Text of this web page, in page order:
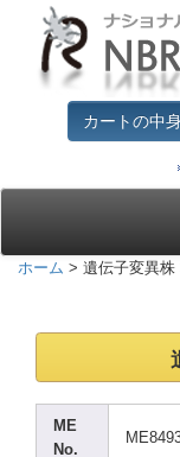
カートの中
ホーム > 遺伝子変異株
ME
No.
ME849